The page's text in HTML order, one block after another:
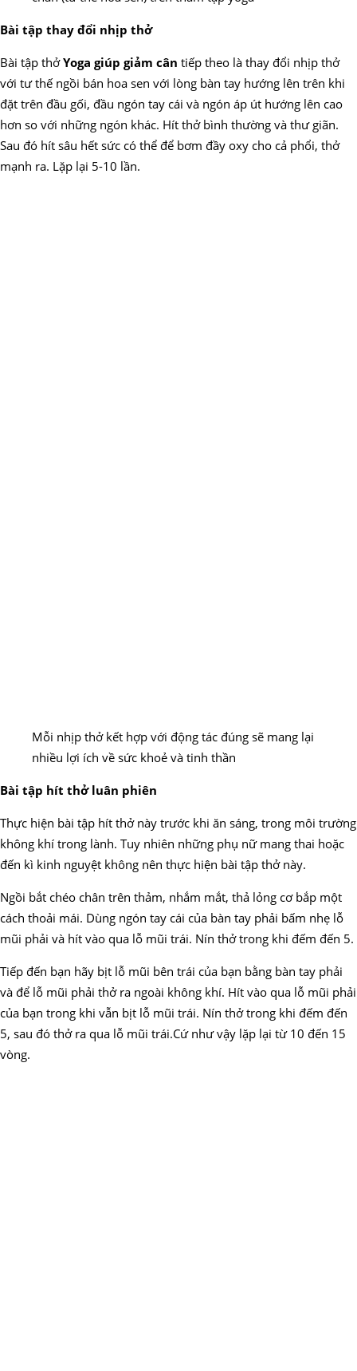
Bài tập thay đổi nhịp thở
Bài tập thởYoga giúp giảm cân tiếp theo là thay đổi nhịp thở
với tư thế ngồi bán hoa sen với lòng bàn tay hướng lên trên khi
đặt trên đầu gối, đầu ngón tay cái và ngón áp út hướng lên cao
hơn so với những ngón khác. Hít thở bình thường và thư giãn.
Sau đó hít sâu hết sức có thể để bơm đầy oxy cho cả phổi, thở
mạnh ra. Lặp lại 5-10 lần.
Mỗi nhịp thở kết hợp với động tác đúng sẽ mang lại
nhiều lợi ích về sức khoẻ và tinh thần
Bài tập hít thở luân phiên
Thực hiện bài tập hít thở này trước khi ăn sáng, trong môi trường
không khí trong lành. Tuy nhiên những phụ nữ mang thai hoặc
đến kì kinh nguyệt không nên thực hiện bài tập thở này.
Ngồi bắt chéo chân trên thảm, nhắm mắt, thả lỏng cơ bắp một
cách thoải mái. Dùng ngón tay cái của bàn tay phải bấm nhẹ lỗ
mũi phải và hít vào qua lỗ mũi trái. Nín thở trong khi đếm đến 5.
Tiếp đến bạn hãy bịt lỗ mũi bên trái của bạn bằng bàn tay phải
và để lỗ mũi phải thở ra ngoài không khí. Hít vào qua lỗ mũi phải
của bạn trong khi vẫn bịt lỗ mũi trái. Nín thở trong khi đếm đến
5, sau đó thở ra qua lỗ mũi trái.Cứ như vậy lặp lại từ 10 đến 15
vòng.